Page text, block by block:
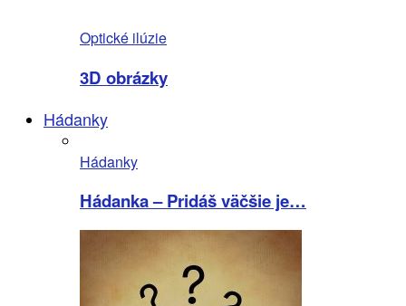
Optické ilúzie
3D obrázky
Hádanky
Hádanky
Hádanka – Pridáš väčšie je…